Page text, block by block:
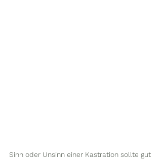
Sinn oder Unsinn einer Kastration sollte gut